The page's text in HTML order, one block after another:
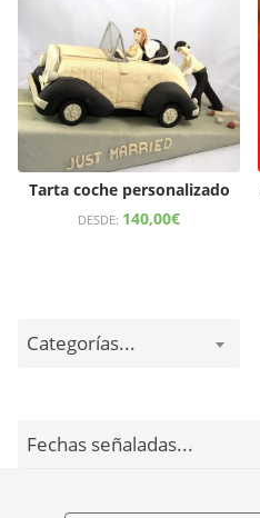
Tarta coche personalizado
DESDE: 140,00€
Categorías...
Fechas señaladas...